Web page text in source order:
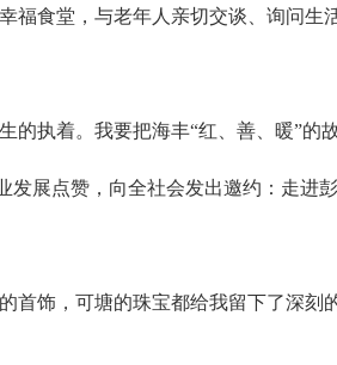
食堂，与老年人亲切交谈、询问生
执着。我要把海丰“红、善、暖”的
发展点赞，向全社会发出邀约：走进
首饰，可塘的珠宝都给我留下了深刻